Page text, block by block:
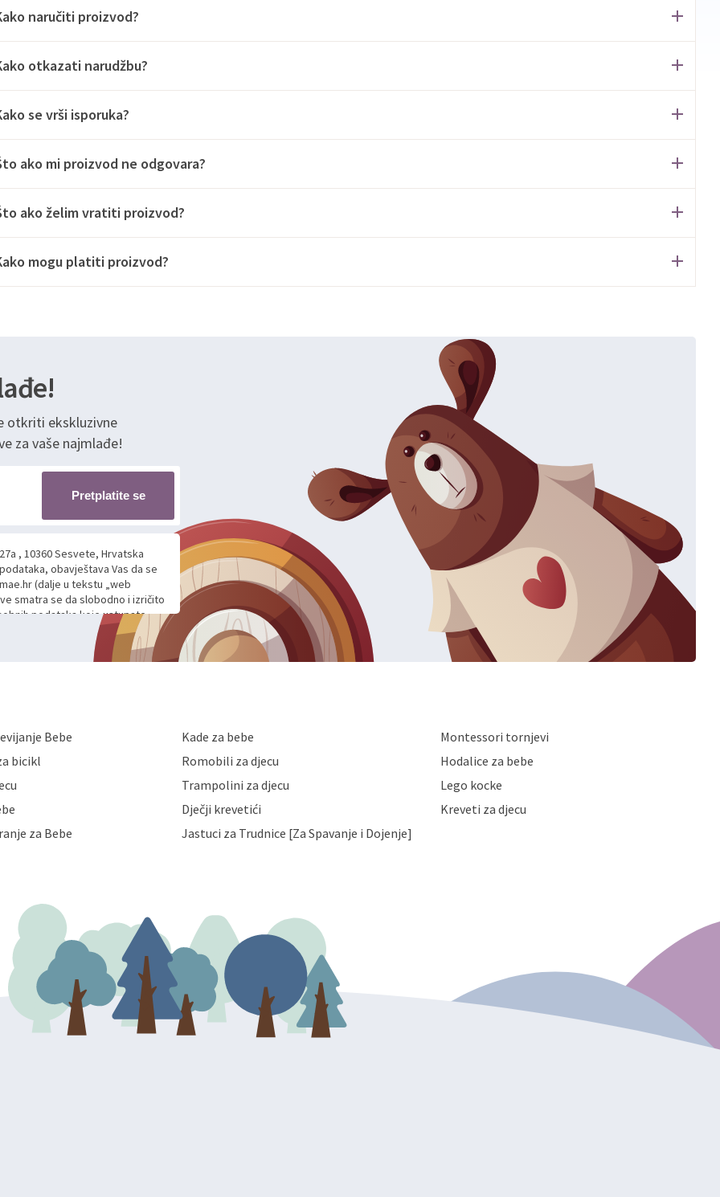
naručiti proizvod?
otkazati narudžbu?
se vrši isporuka?
ako mi proizvod ne odgovara?
ako želim vratiti proizvod?
mogu platiti proizvod?
otkriti ekskluzivne
za vaše najmlađe!
Pretplatite se
, 10360 Sesvete, Hrvatska
obavještava Vas da se
(dalje u tekstu „web
smatra se da slobodno i izričito
podataka koje ustupate
komunikacije na Vaš upit
davanju podataka te ovu Izjavu
osobne podatke u jednu od
koju možete pročitati
osobnih podataka od
povjerljivost Vaših osobnih
podataka samo onim svojim
Napominjemo da
i objašnjenja odustati od
osobnih podataka. Opoziv
Bebe Kade za bebe
Montessori tornjevi
bicikl Romobili za djecu
Hodalice za bebe
Trampolini za djecu
Lego kocke
Dječji krevetići
Kreveti za djecu
za Bebe Jastuci za Trudnice [Za Spavanje i Dojenje]